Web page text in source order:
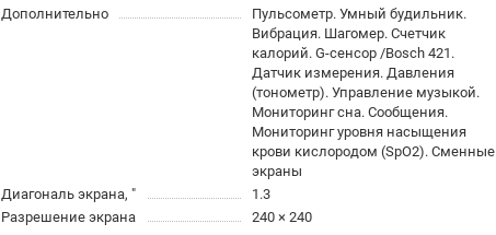
Дополнительно
Пульсометр. Умный будильник.
Вибрация. Шагомер. Счетчик
калорий. G-сенсор /Bosch 421.
Датчик измерения. Давления
(тонометр). Управление музыкой.
Мониторинг сна. Сообщения.
Мониторинг уровня насыщения
крови кислородом (SpO2). Сменные
экраны
Диагональ экрана, ″
1.3
Разрешение экрана
240 × 240